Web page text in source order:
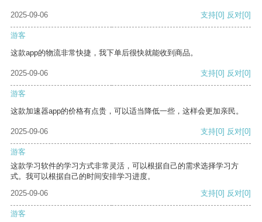
2025-09-06 支持[0] 反对[0]
游客
这款app的物流非常快捷，我下单后很快就能收到商品。
2025-09-06 支持[0] 反对[0]
游客
这款加速器app的价格有点贵，可以适当降低一些，这样会更加亲民。
2025-09-06 支持[0] 反对[0]
游客
这款学习软件的学习方式非常灵活，可以根据自己的需求选择学习方
式。我可以根据自己的时间安排学习进度。
2025-09-06
支持[0] 反对[0]
游客